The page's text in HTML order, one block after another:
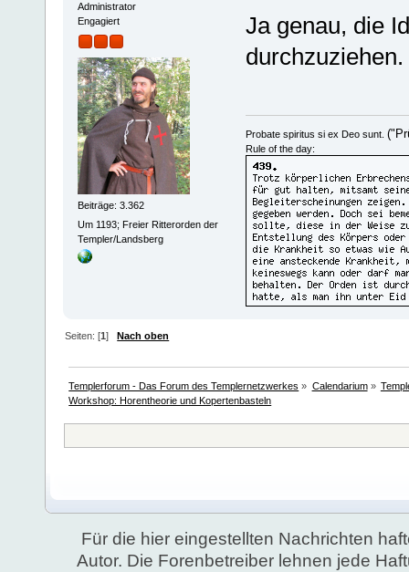
Administrator
Engagiert
Beiträge: 3.362
Um 1193; Freier Ritterorden der
Templer/Landsberg
Ja genau, die
durchzuziehen.
Probate spiritus si ex Deo sunt.
Rule of the day:
Seiten: [1]Nach oben
Templerforum - Das Forum des Templernetzwerkes » Calendarium»
Workshop: Horentheorie und Kopertenbasteln
Für die hier eingestellten Nachrichten
Autor. Die Forenbetreiber lehnen jede